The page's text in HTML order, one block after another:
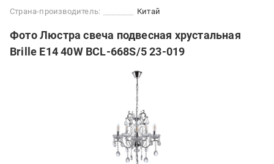
Страна-производитель:
Китай
Фото Люстра свеча подвесная хрустальная
Brille E14 40W BCL-668S/5 23-019